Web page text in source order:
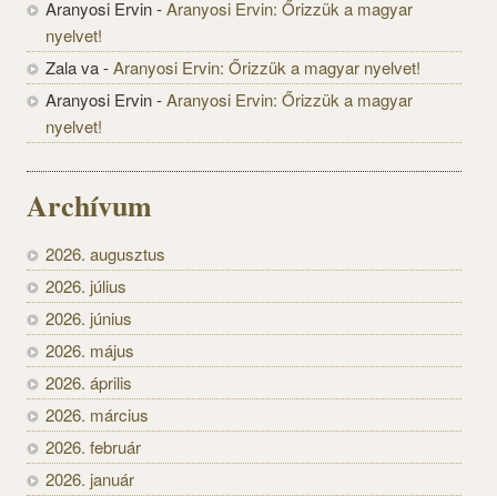
Aranyosi Ervin-Aranyosi Ervin: Őrizzük a magyar
nyelvet!
Zala va-Aranyosi Ervin: Őrizzük a magyar nyelvet!
Aranyosi Ervin-Aranyosi Ervin: Őrizzük a magyar
nyelvet!
Archívum
2026. augusztus
2026. július
2026. június
2026. május
2026. április
2026. március
2026. február
2026. január